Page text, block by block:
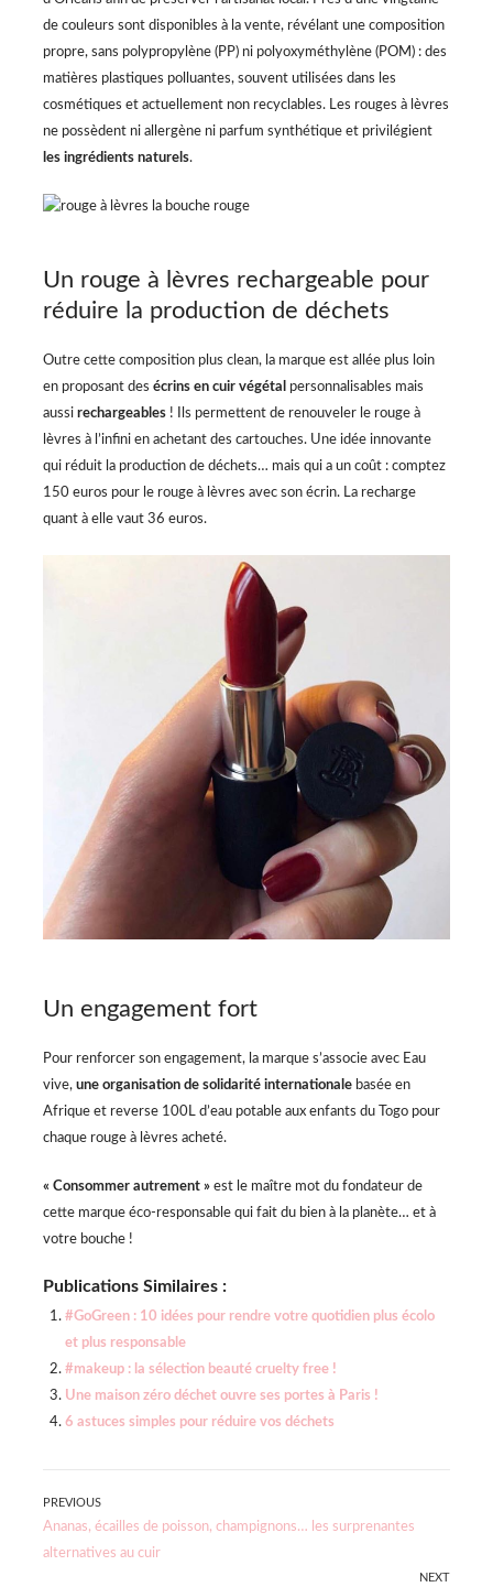
de couleurs sont disponibles à la vente, révélant une composition
propre, sans polypropylène (PP) ni polyoxyméthylène (POM) : des
matières plastiques polluantes, souvent utilisées dans les
cosmétiques et actuellement non recyclables. Les rouges à lèvres
ne possèdent ni allergène ni parfum synthétique et privilégient
les ingrédients naturels.
Un rouge à lèvres rechargeable pour
réduire la production de déchets
Outre cette composition plus clean, la marque est allée plus loin
en proposant des écrins en cuir végétal
personnalisables mais
aussi rechargeables ! Ils permettent de renouveler le rouge à
lèvres à l’infini en achetant des cartouches. Une idée innovante
qui réduit la production de déchets… mais qui a un coût : comptez
150 euros pour le rouge à lèvres avec son écrin. La recharge
quant à elle vaut 36 euros.
Un engagement fort
Pour renforcer son engagement, la marque s’associe avec Eau
vive, une organisation de solidarité internationale basée en
Afrique et reverse 100L d’eau potable aux enfants du Togo pour
chaque rouge à lèvres acheté.
« Consommer autrement » est le maître mot du fondateur de
cette marque éco-responsable qui fait du bien à la planète… et à
votre bouche !
Publications Similaires :
#GoGreen : 10 idées pour rendre votre quotidien plus écolo
et plus responsable
#makeup : la sélection beauté cruelty free !
Une maison zéro déchet ouvre ses portes à Paris !
6 astuces simples pour réduire vos déchets
Navigation
de
PREVIOUS
Previous
post:
Ananas, écailles de poisson, champignons… les surprenantes
alternatives au cuir
NEXT